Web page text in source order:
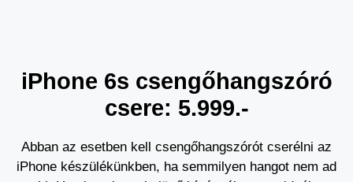
iPhone 6s csengőhangszóró
csere: 5.999.-
Abban az esetben kell csengőhangszórót cserélni az
iPhone készülékünkben, ha semmilyen hangot nem ad